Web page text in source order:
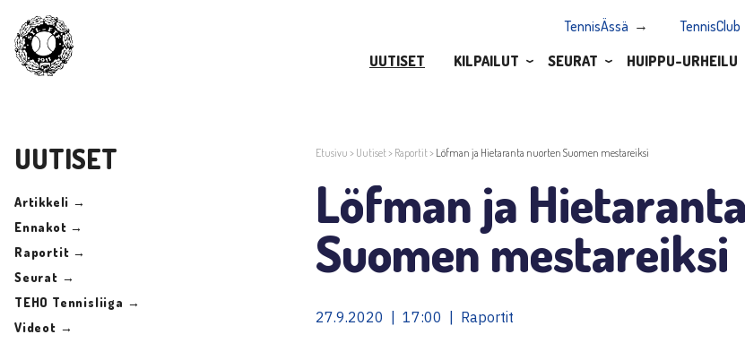
TennisÄssä TennisClub
UUTISET
KILPAILUT SEURAT HUIPPU-URHEILU
UUTISET
Artikkeli →
Ennakot →
Raportit →
Seurat →
TEHO Tennisliiga →
Videot →
Etusivu > Uutiset> Raportit> Löfman ja Hietaranta nuorten Suomen mestareiksi
Löfman ja
Suomen mestareiksi
27.9.2020 | 17:00 | Raportit